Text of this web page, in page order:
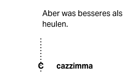
Aber was besseres
heulen.
C cazzimma